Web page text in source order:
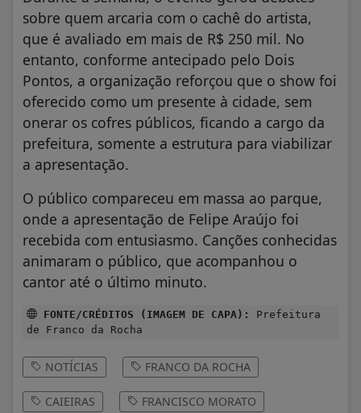
sobre quem arcaria com o cachê do artista,
que é avaliado em mais de R$ 250 mil. No
entanto, conforme antecipado pelo Dois
Pontos, a organização reforçou que o show foi
oferecido como um presente à cidade, sem
onerar os cofres públicos, ficando a cargo da
prefeitura, somente a estrutura para viabilizar
a apresentação.
O público compareceu em massa ao parque,
onde a apresentação de Felipe Araújo foi
recebida com entusiasmo. Canções conhecidas
animaram o público, que acompanhou o
cantor até o último minuto.
FONTE/CRÉDITOS (IMAGEM DE CAPA):
Prefeitura
de Franco da Rocha
NOTÍCIAS FRANCO DA ROCHA
CAIEIRAS FRANCISCO MORATO